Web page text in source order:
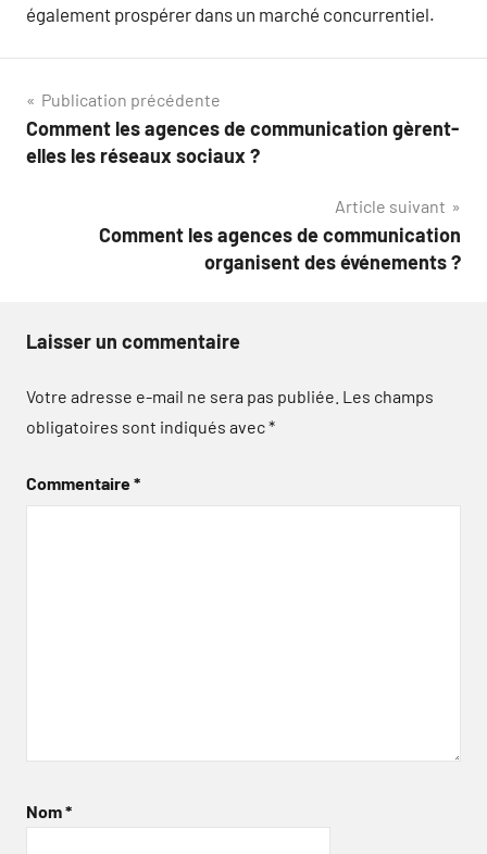
également prospérer dans un marché concurrentiel.
Navigation
de
Publication précédente
Comment les agences de communication gèrent-
elles les réseaux sociaux ?
Article suivant
Comment les agences de communication
organisent des événements ?
Laisser un commentaire
Votre adresse e-mail ne sera pas publiée. Les champs
obligatoires sont indiqués avec*
Commentaire*
Nom*